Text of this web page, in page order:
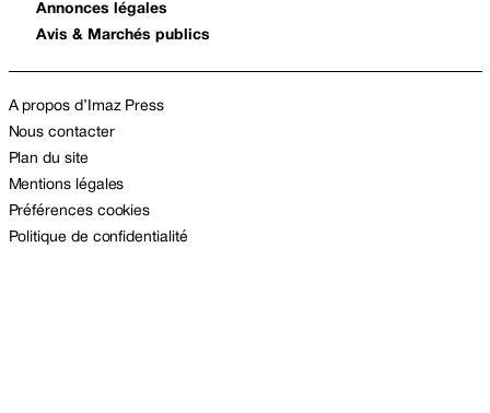
Annonces légales
Avis & Marchés publics
A propos d’Imaz Press
Nous contacter
Plan du site
Mentions légales
Préférences cookies
Politique de confidentialité